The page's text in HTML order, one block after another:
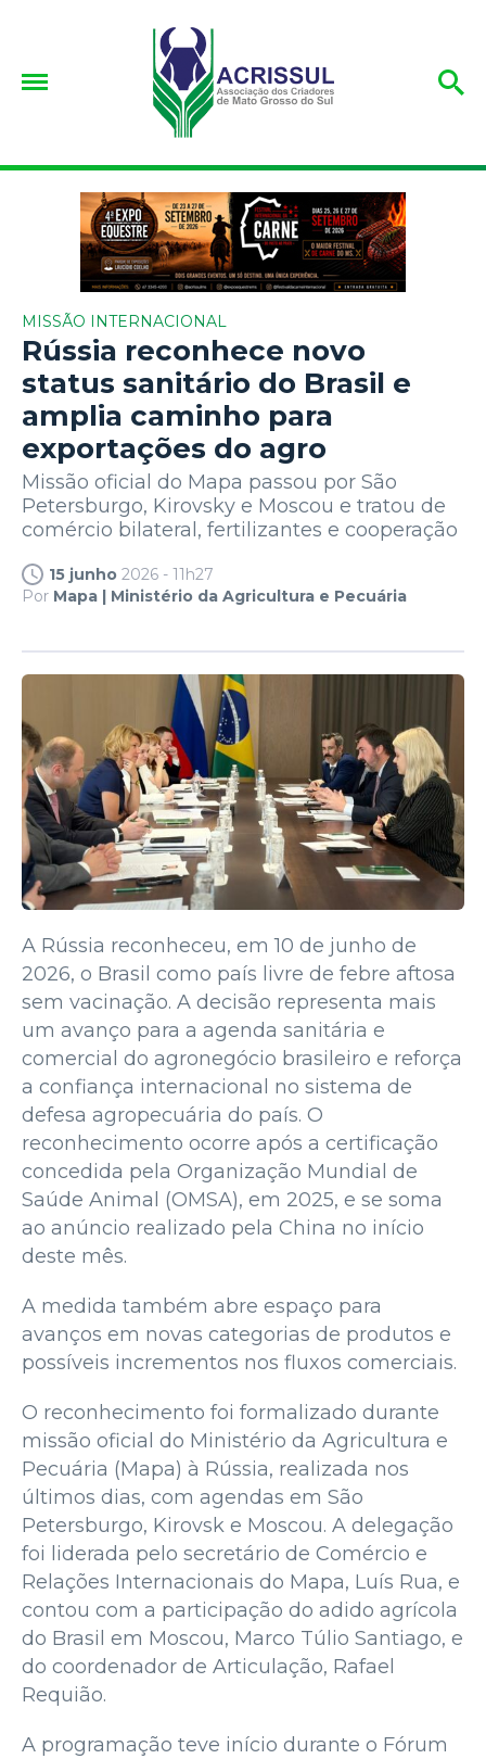
MISSÃO INTERNACIONAL
Rússia reconhece novo
status sanitário do Brasil e
amplia caminho para
exportações do agro
Missão oficial do Mapa passou por São
Petersburgo, Kirovsky e Moscou e tratou de
comércio bilateral, fertilizantes e cooperação
15 junho 2026 - 11h27
Por Mapa | Ministério da Agricultura e Pecuária
A Rússia reconheceu, em 10 de junho de
2026, o Brasil como país livre de febre aftosa
sem vacinação. A decisão representa mais
um avanço para a agenda sanitária e
comercial do agronegócio brasileiro e reforça
a confiança internacional no sistema de
defesa agropecuária do país. O
reconhecimento ocorre após a certificação
concedida pela Organização Mundial de
Saúde Animal (OMSA), em 2025, e se soma
ao anúncio realizado pela China no início
deste mês.
A medida também abre espaço para
avanços em novas categorias de produtos e
possíveis incrementos nos fluxos comerciais.
O reconhecimento foi formalizado durante
missão oficial do Ministério da Agricultura e
Pecuária (Mapa) à Rússia, realizada nos
últimos dias, com agendas em São
Petersburgo, Kirovsk e Moscou. A delegação
foi liderada pelo secretário de Comércio e
Relações Internacionais do Mapa, Luís Rua, e
contou com a participação do adido agrícola
do Brasil em Moscou, Marco Túlio Santiago, e
do coordenador de Articulação, Rafael
Requião.
A programação teve início durante o Fórum